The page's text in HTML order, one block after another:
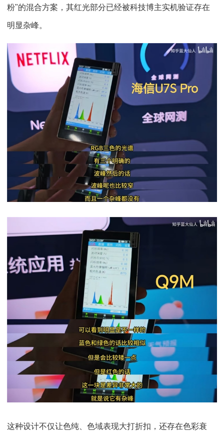
粉"的混合方案，其红光部分已经被科技博主实机验证存在
明显杂峰。
这种设计不仅让色纯、色域表现大打折扣，还存在色彩衰